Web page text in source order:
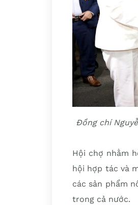
Đồng chí
Hội chợ nhằm
hội hợp tác và
các sản phẩm
trong cả nước.